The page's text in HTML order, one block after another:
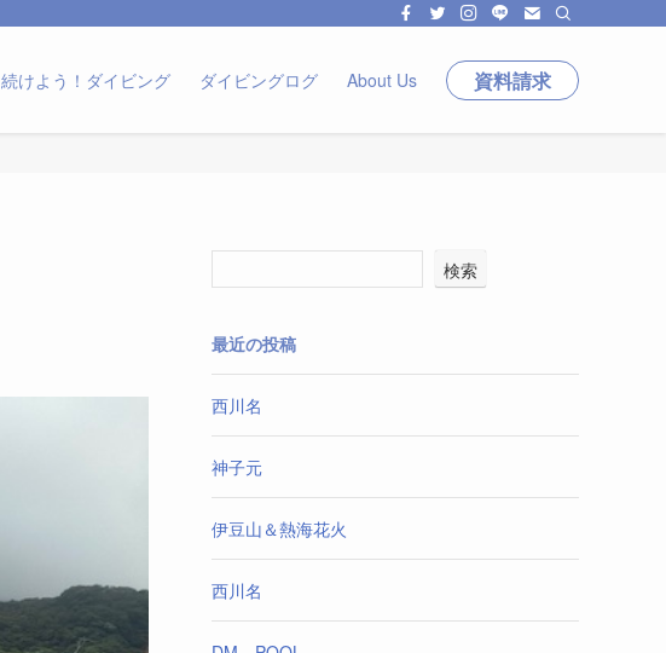
続けよう！ダイビング ダイビングログ About Us 資料請求
検索
最近の投稿
西川名
神子元
伊豆山＆熱海花火
西川名